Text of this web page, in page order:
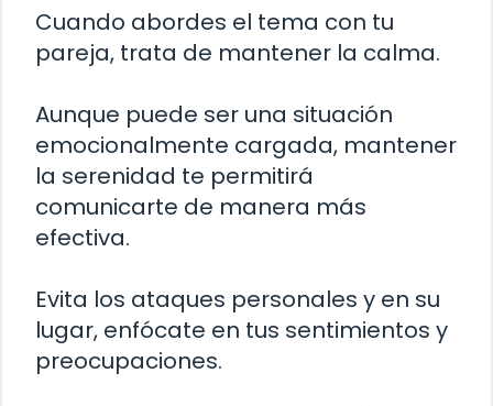
Cuando abordes el tema con tu
pareja, trata de mantener la calma.
Aunque puede ser una situación
emocionalmente cargada, mantener
la serenidad te permitirá
comunicarte de manera más
efectiva.
Evita los ataques personales y en su
lugar, enfócate en tus sentimientos y
preocupaciones.